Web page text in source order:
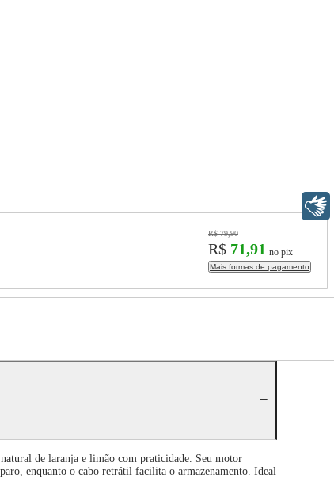
R$ 79,90
R$ 71,91 no pix
Mais formas de pagamento
de laranja e limão com praticidade. Seu motor
enquanto o cabo retrátil facilita o armazenamento. Ideal